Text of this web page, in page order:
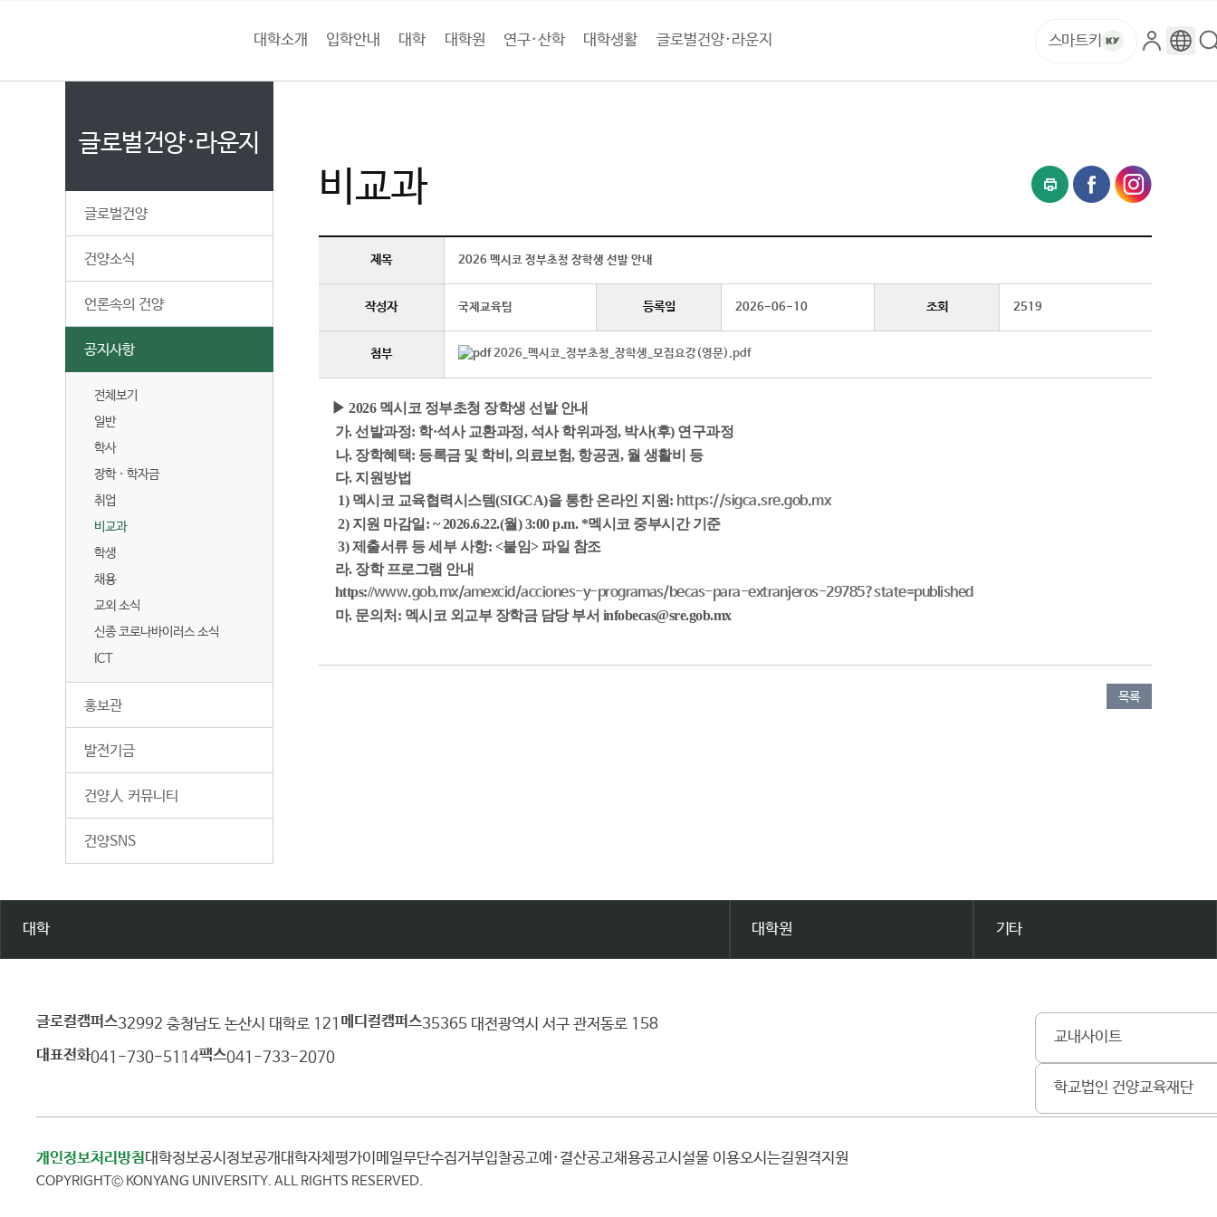
대학소개 입학안내 대학 대학원 연구·산학 대학생활 글로벌건양·라운지 스마트키
로
구
글로벌건양·라운지
글로벌건양
건양소식
언론속의 건양
공지사항
전체보기
일반
학사
장학 · 학자금
취업
비교과
학생
채용
교외 소식
신종 코로나바이러스 소식
ICT
홍보관
발전기금
건양人 커뮤니티
건양SNS
이
로
비교과
제목 2026 멕시코 정부초청 장학생 선발 안내
작성자 국제교육팀 등록일 2026-06-10 조회 2519
첨부 2026_멕시코_정부초청_장학생_모집요강(영문).pdf
▶ 2026 멕시코 정부초청 장학생 선발 안내
가. 선발과정: 학·석사 교환과정, 석사 학위과정, 박사(후) 연구과정
나. 장학혜택: 등록금 및 학비, 의료보험, 항공권, 월 생활비 등
다. 지원방법
1) 멕시코 교육협력시스템(SIGCA)을 통한온라인 지원: https://sigca.sre.gob.mx
2) 지원 마감일: ~ 2026.6.22.(월) 3:00 p.m.*멕시코 중부시간 기준
3) 제출서류 등 세부 사항: <붙임> 파일 참조
라. 장학 프로그램 안내
https://www.gob.mx/amexcid/acciones-y-programas/becas-para-extranjeros-29785?state=published
마. 문의처: 멕시코 외교부 장학금 담당 부서 infobecas@sre.gob.mx
목록
대학 대학원 기타
건
양
교
글로컬캠퍼스 32992 충청남도 논산시 대학로 121 메디컬캠퍼스 35365 대전광역시 서구 관저동로 158
대표전화 041-730-5114 팩스 041-733-2070
교내사이트
학교법인 건양교육재단
개인정보처리방침 대학정보공시 정보공개 대학자체평가 이메일무단수집거부 입찰공고 예·결산공고 채용공고 시설물 이용 오시는길 원격지원
COPYRIGHT© KONYANG UNIVERSITY. ALL RIGHTS RESERVED.